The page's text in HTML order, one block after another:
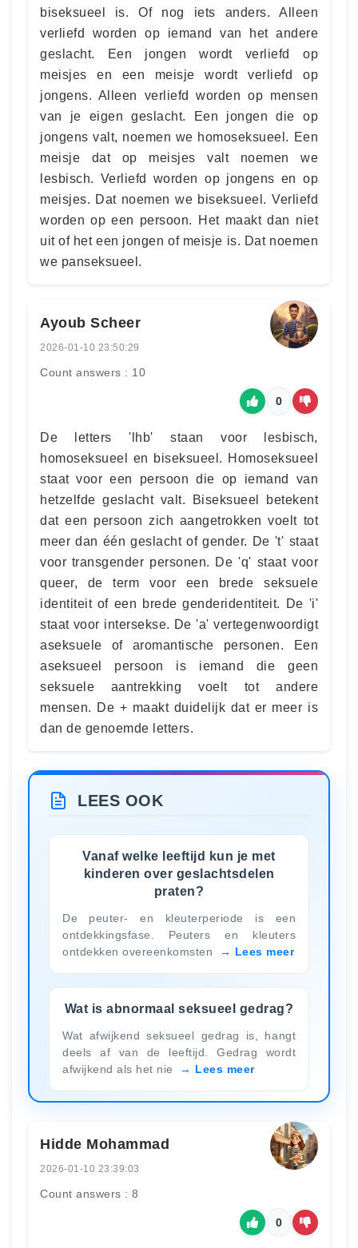
biseksueel is. Of nog iets anders. Alleen
verliefd worden op iemand van het andere
geslacht. Een jongen wordt verliefd op
meisjes en een meisje wordt verliefd op
jongens. Alleen verliefd worden op mensen
van je eigen geslacht. Een jongen die op
jongens valt, noemen we homoseksueel. Een
meisje dat op meisjes valt noemen we
lesbisch. Verliefd worden op jongens en op
meisjes. Dat noemen we biseksueel. Verliefd
worden op een persoon. Het maakt dan niet
uit of het een jongen of meisje is. Dat noemen
we panseksueel.
Ayoub Scheer
2026-01-10 23:50:29
Count answers : 10
0
De letters 'lhb' staan voor lesbisch,
homoseksueel en biseksueel. Homoseksueel
staat voor een persoon die op iemand van
hetzelfde geslacht valt. Biseksueel betekent
dat een persoon zich aangetrokken voelt tot
meer dan één geslacht of gender. De 't' staat
voor transgender personen. De 'q' staat voor
queer, de term voor een brede seksuele
identiteit of een brede genderidentiteit. De 'i'
staat voor intersekse. De 'a' vertegenwoordigt
aseksuele of aromantische personen. Een
aseksueel persoon is iemand die geen
seksuele aantrekking voelt tot andere
mensen. De + maakt duidelijk dat er meer is
dan de genoemde letters.
LEES OOK
Vanaf welke leeftijd kun je met
kinderen over geslachtsdelen
praten?
De peuter- en kleuterperiode is een
ontdekkingsfase. Peuters en kleuters
ontdekken overeenkomsten
Lees meer
Wat is abnormaal seksueel gedrag?
Wat afwijkend seksueel gedrag is, hangt
deels af van de leeftijd. Gedrag wordt
afwijkend als het nie
Lees meer
Hidde Mohammad
2026-01-10 23:39:03
Count answers : 8
0